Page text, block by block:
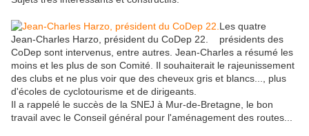
Jean-Charles Harzo, président du CoDep 22.
Les quatre
présidents des
CoDep sont intervenus, entre autres. Jean-Charles a résumé les
moins et les plus de son Comité. Il souhaiterait le rajeunissement
des clubs et ne plus voir que des cheveux gris et blancs..., plus
d'écoles de cyclotourisme et de dirigeants.
Il a rappelé le succès de la SNEJ à Mur-de-Bretagne, le bon
travail avec le Conseil général pour l'aménagement des routes...